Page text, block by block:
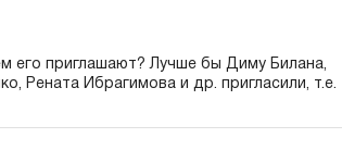
его приглашают? Лучше бы Диму Билана,
Рената Ибрагимова и др. пригласили, т.е.